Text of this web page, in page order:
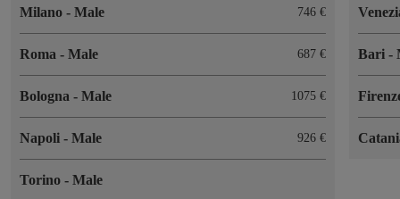
Milano - Male 746 €
Roma - Male 687 €
Bologna - Male 1075 €
Napoli - Male 926 €
Torino - Male
Bari-